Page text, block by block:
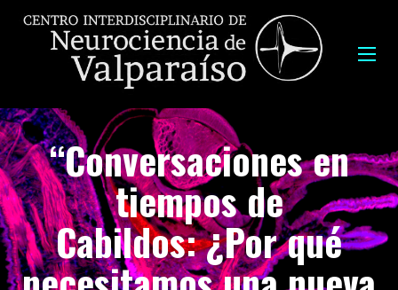
“Conversaciones en
tiempos de
Cabildos: ¿Por qué